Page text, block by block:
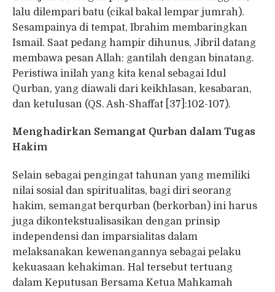
lalu dilempari batu (cikal bakal lempar jumrah).
Sesampainya di tempat, Ibrahim membaringkan
Ismail. Saat pedang hampir dihunus, Jibril datang
membawa pesan Allah: gantilah dengan binatang.
Peristiwa inilah yang kita kenal sebagai Idul
Qurban, yang diawali dari keikhlasan, kesabaran,
dan ketulusan (QS. Ash-Shaffat [37]:102-107).
Menghadirkan Semangat Qurban dalam Tugas
Hakim
Selain sebagai pengingat tahunan yang memiliki
nilai sosial dan spiritualitas, bagi diri seorang
hakim, semangat berqurban (berkorban) ini harus
juga dikontekstualisasikan dengan prinsip
independensi dan imparsialitas dalam
melaksanakan kewenangannya sebagai pelaku
kekuasaan kehakiman. Hal tersebut tertuang
dalam Keputusan Bersama Ketua Mahkamah